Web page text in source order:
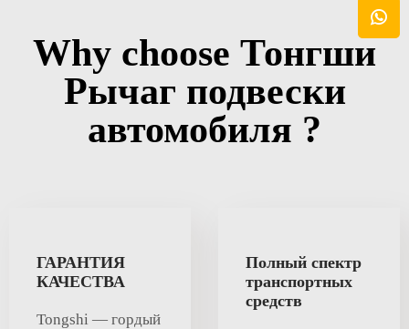
Why choose Тонгши
Рычаг подвески
автомобиля ?
ГАРАНТИЯ
КАЧЕСТВА
Tongshi — гордый
Полный спектр
транспортных
средств